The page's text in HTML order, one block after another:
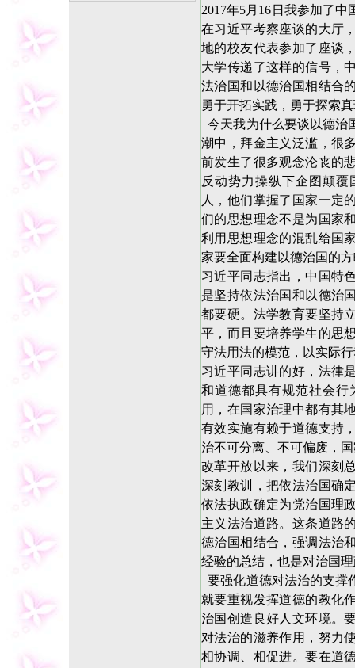
2017年5月16日我参加了
在习近平考察座谈的大厅
地的校友代表参加了座谈
大学传递了这样的信号，
法治国和以德治国相结合
勇于开拓实践，勇于探索
今天我为什么要谈以德治
潮中，拜金主义泛滥，很
前发生了很多观念沦丧的
反动势力操纵下企图颠
人，他们掌握了国家一定
们的思想理念不是为国家
利用思想理念的混乱给国
家要全面构建以德治国的
习近平同志指出，中国特
是坚持依法治国和以德治
都要硬。法学教育要坚持
平，而且要培养学生的思
守法用法的模范，以实际
习近平同志讲的好，法律
和道德都具有规范社会行
用，在国家治理中都有其
有效实施有赖于道德支持
治不可分离、不可偏废，
改革开放以来，我们深刻
深刻教训，把依法治国确
依法执政确定为党治国理
主义法治道路。这条道路
德治国相结合，强调法治
经验的总结，也是对治国
要强化道德对法治的支撑
就要重视发挥道德的教化
治国创造良好人文环境。
对法治的滋养作用，努力
相协调、相促进。要在道